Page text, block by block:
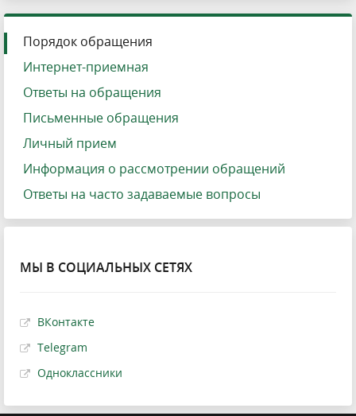
Порядок обращения
Интернет-приемная
Ответы на обращения
Письменные обращения
Личный прием
Информация о рассмотрении обращений
Ответы на часто задаваемые вопросы
МЫ В СОЦИАЛЬНЫХ СЕТЯХ
ВКонтакте
Telegram
Одноклассники